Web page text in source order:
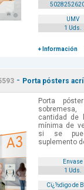
UMV
1 Uds.
+ Información
- Porta pósters
Porta
cantidad de
mínima de
si se
suplemento
Envase
1 Uds.
Cï¿½digo de